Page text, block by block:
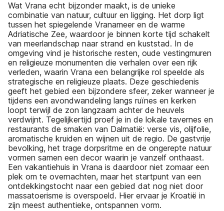
Wat Vrana echt bijzonder maakt, is de unieke
combinatie van natuur, cultuur en ligging. Het dorp ligt
tussen het spiegelende Vranameer en de warme
Adriatische Zee, waardoor je binnen korte tijd schakelt
van meerlandschap naar strand en kuststad. In de
omgeving vind je historische resten, oude vestingmuren
en religieuze monumenten die verhalen over een rijk
verleden, waarin Vrana een belangrijke rol speelde als
strategische en religieuze plaats. Deze geschiedenis
geeft het gebied een bijzondere sfeer, zeker wanneer je
tijdens een avondwandeling langs ruïnes en kerken
loopt terwijl de zon langzaam achter de heuvels
verdwijnt. Tegelijkertijd proef je in de lokale tavernes en
restaurants de smaken van Dalmatië: verse vis, olijfolie,
aromatische kruiden en wijnen uit de regio. De gastvrije
bevolking, het trage dorpsritme en de ongerepte natuur
vormen samen een decor waarin je vanzelf onthaast.
Een vakantiehuis in Vrana is daardoor niet zomaar een
plek om te overnachten, maar het startpunt van een
ontdekkingstocht naar een gebied dat nog niet door
massatoerisme is overspoeld. Hier ervaar je Kroatië in
zijn meest authentieke, ontspannen vorm.